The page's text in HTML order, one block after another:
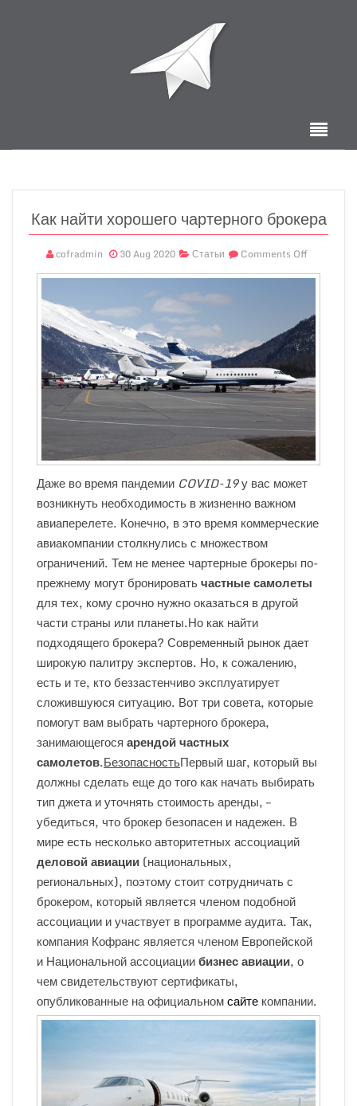
Как найти хорошего чартерного брокера
cofradmin 30 Aug 2020 Статьи Comments Off
Даже во время пандемии COVID-19у вас может
возникнуть необходимость в жизненно важном
авиаперелете. Конечно, в это время коммерческие
авиакомпании столкнулись с множеством
ограничений. Тем не менее чартерные брокеры по-
прежнему могут бронироватьчастные самолеты
для тех, кому срочно нужно оказаться в другой
части страны или планеты.Но как найти
подходящего брокера? Современный рынок дает
широкую палитру экспертов. Но, к сожалению,
есть и те, кто беззастенчиво эксплуатирует
сложившуюся ситуацию. Вот три совета, которые
помогут вам выбрать чартерного брокера,
занимающегося арендой частных
самолетов.БезопасностьПервый шаг, который вы
должны сделать еще до того как начать выбирать
тип джета и уточнять стоимость аренды, –
убедиться, что брокер безопасен и надежен. В
мире есть несколько авторитетных ассоциаций
деловой авиации (национальных,
региональных), поэтому стоит сотрудничать с
брокером, который является членом подобной
ассоциации и участвует в программе аудита. Так,
компания Кофранс является членом Европейской
и Национальной ассоциациибизнес авиации, о
чем свидетельствуют сертификаты,
опубликованные на официальномсайте компании.